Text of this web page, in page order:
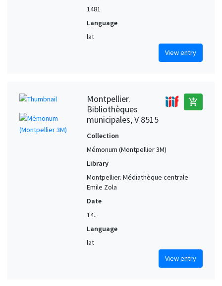
1481
Language
lat
View entry
Montpellier.
Bibliothèques
municipales, V 8515
add_shopping_cart
Collection
Mémonum (Montpellier 3M)
Library
Montpellier. Médiathèque centrale
Emile Zola
Date
14..
Language
lat
View entry